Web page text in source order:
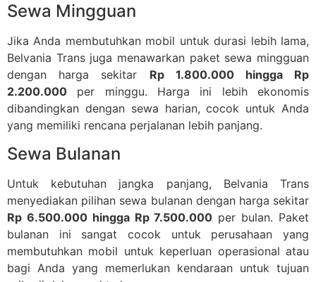
Sewa Mingguan
Jika Anda membutuhkan mobil untuk durasi lebih lama,
Belvania Trans juga menawarkan paket sewa mingguan
dengan harga sekitar Rp 1.800.000 hingga Rp
2.200.000 per minggu. Harga ini lebih ekonomis
dibandingkan dengan sewa harian, cocok untuk Anda
yang memiliki rencana perjalanan lebih panjang.
Sewa Bulanan
Untuk kebutuhan jangka panjang, Belvania Trans
menyediakan pilihan sewa bulanan dengan harga sekitar
Rp 6.500.000 hingga Rp 7.500.000 per bulan. Paket
bulanan ini sangat cocok untuk perusahaan yang
membutuhkan mobil untuk keperluan operasional atau
bagi Anda yang memerlukan kendaraan untuk tujuan